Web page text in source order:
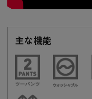
主な機能